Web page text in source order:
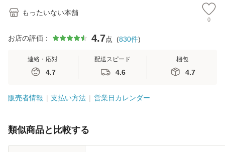
もったいない本舗
0
お店の評価： 4.7点 (830件)
連絡・応対
4.7
配送スピード
4.6
梱包
4.7
販売者情報 支払い方法 営業日カレンダー
類似商品と比較する